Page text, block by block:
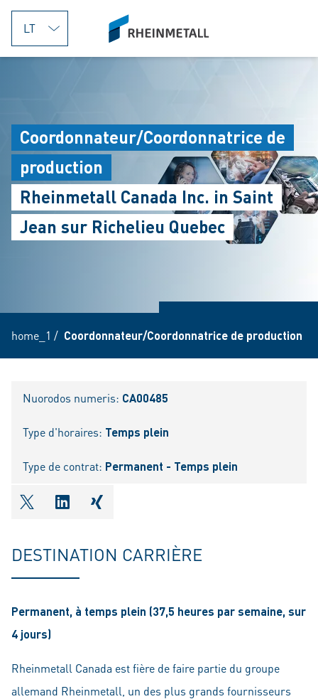
jumpToMain
siteLogo
Coordonnateur/Coordonnatrice de
production
Rheinmetall Canada Inc. in Saint
Jean sur Richelieu Quebec
home_1 / Coordonnateur/Coordonnatrice de production
Nuorodos numeris: CA00485
Type d'horaires: Temps plein
Type de contrat: Permanent - Temps plein
shareOntwitter
shareOnlinkedIn
shareOnxing
DESTINATION CARRIÈRE
Permanent, à temps plein (37,5 heures par semaine, sur
4 jours)
Rheinmetall Canada est fière de faire partie du groupe
allemand Rheinmetall, un des plus grands fournisseurs